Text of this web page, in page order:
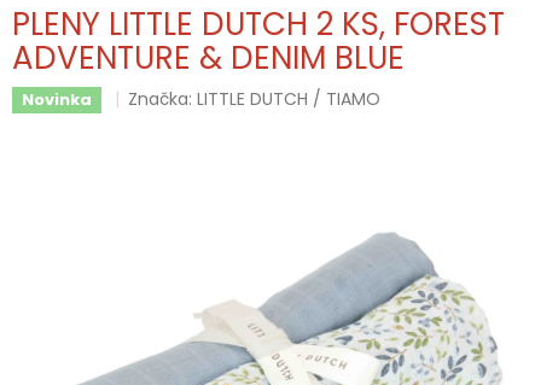
PLENY LITTLE DUTCH 2 KS, FOREST
ADVENTURE & DENIM BLUE
Novinka Značka:LITTLE DUTCH / TIAMO